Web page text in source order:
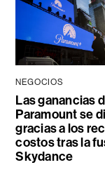
NEGOCIOS
Las ganancias
Paramount se
gracias a los
costos tras la
Skydance